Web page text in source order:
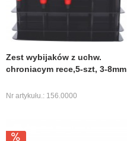
Zest wybijaków z uchw.
chroniacym rece,5-szt, 3-8mm
Nr artykułu.: 156.0000